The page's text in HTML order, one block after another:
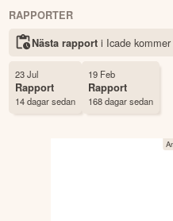
Land
RAPPORTER
Nästa rapport i Icade kommer
23 Jul
Rapport
14 dagar sedan
19 Feb
Rapport
168 dagar sedan